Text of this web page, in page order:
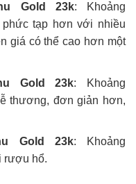
Gold 23k: Khoảng
phức tạp hơn với nhiều
giá có thể cao hơn một
Gold 23k: Khoảng
thương, đơn giản hơn,
Gold 23k: Khoảng
rượu hổ.